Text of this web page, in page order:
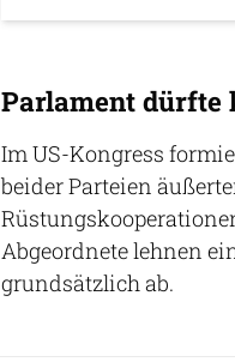
Parlament dürfte
Im US-Kongress
beider Parteien
Abgeordnete lehnen
grundsätzlich ab.